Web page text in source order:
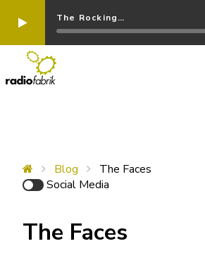
The Rocking…
Blog
The Faces
Social Media
The Faces